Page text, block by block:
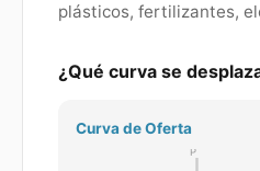
plásticos, fertilizantes,
¿Qué curva se
Curva deOferta
P